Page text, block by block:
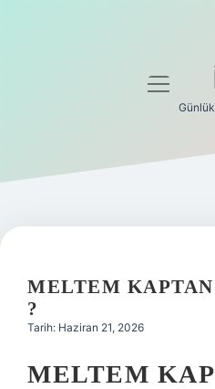
Gizlilik Politikası
Yasal Uyarı
menüyü
MELTEM
?
Tarih: Haziran 21, 2026
MELTEM